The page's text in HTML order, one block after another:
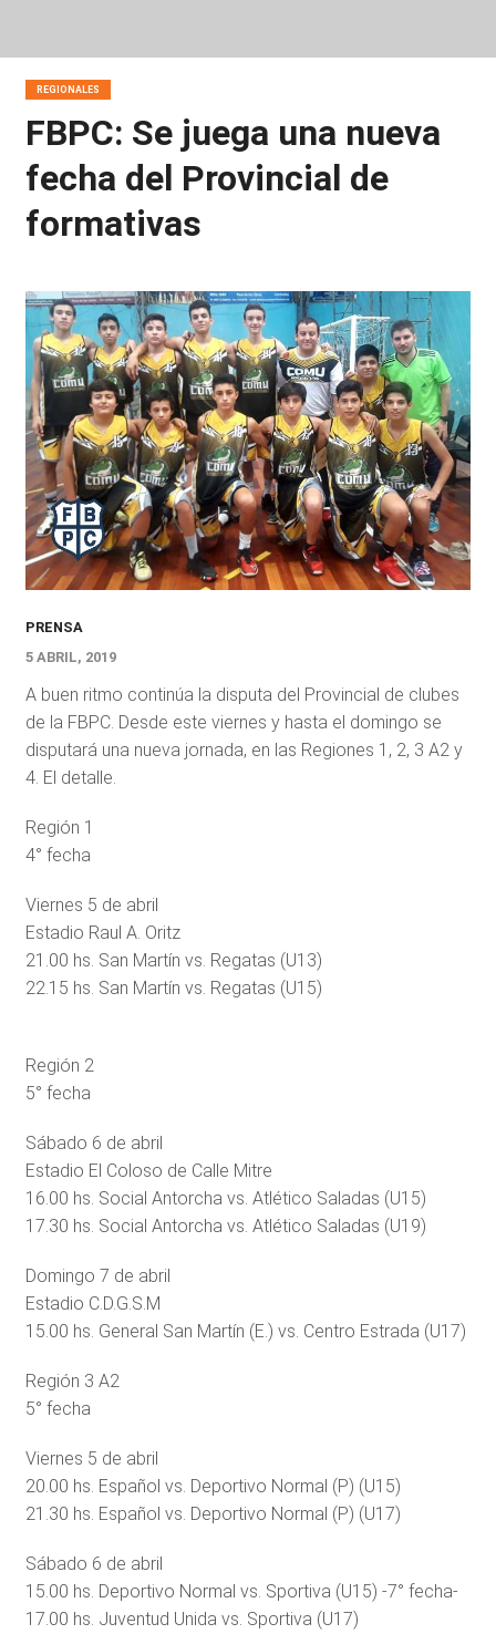
REGIONALES
FBPC: Se juega una nueva
fecha del Provincial de
formativas
PRENSA
5 ABRIL, 2019
A buen ritmo continúa la disputa del Provincial de clubes
de la FBPC. Desde este viernes y hasta el domingo se
disputará una nueva jornada, en las Regiones 1, 2, 3 A2 y
4. El detalle.
Región 1
4° fecha
Viernes 5 de abril
Estadio Raul A. Oritz
21.00 hs. San Martín vs. Regatas (U13)
22.15 hs. San Martín vs. Regatas (U15)
Región 2
5° fecha
Sábado 6 de abril
Estadio El Coloso de Calle Mitre
16.00 hs. Social Antorcha vs. Atlético Saladas (U15)
17.30 hs. Social Antorcha vs. Atlético Saladas (U19)
Domingo 7 de abril
Estadio C.D.G.S.M
15.00 hs. General San Martín (E.) vs. Centro Estrada (U17)
Región 3 A2
5° fecha
Viernes 5 de abril
20.00 hs. Español vs. Deportivo Normal (P) (U15)
21.30 hs. Español vs. Deportivo Normal (P) (U17)
Sábado 6 de abril
15.00 hs. Deportivo Normal vs. Sportiva (U15) -7° fecha-
17.00 hs. Juventud Unida vs. Sportiva (U17)